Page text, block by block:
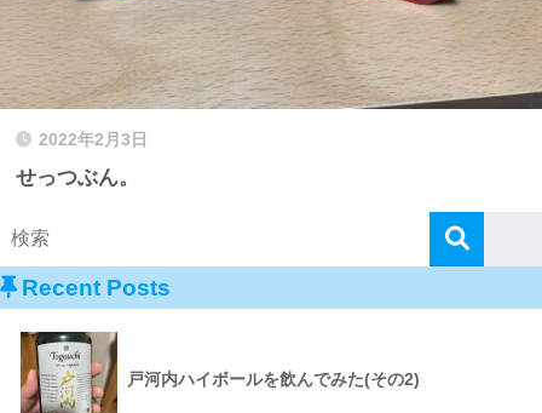
2022年2月3日
せっつぶん。
Recent Posts
戸河内ハイボールを飲んでみた(その2)